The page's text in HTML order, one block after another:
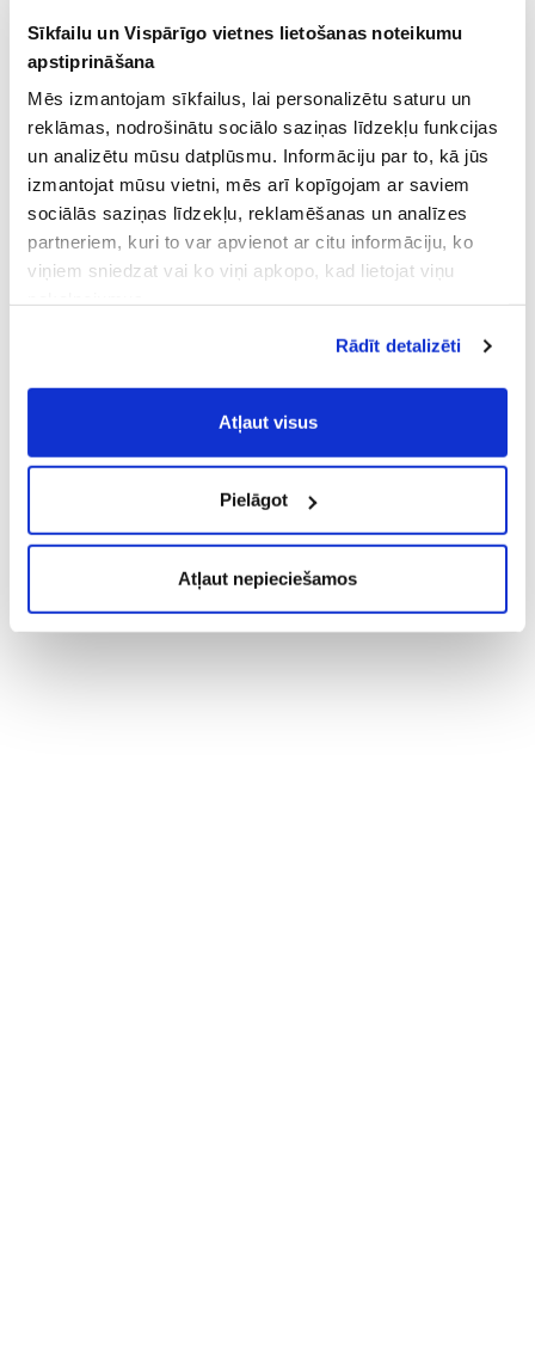
Sīkfailu un Vispārīgo vietnes lietošanas noteikumu
apstiprināšana
Mēs izmantojam sīkfailus, lai personalizētu saturu un
reklāmas, nodrošinātu sociālo saziņas līdzekļu funkcijas
un analizētu mūsu datplūsmu. Informāciju par to, kā jūs
izmantojat mūsu vietni, mēs arī kopīgojam ar saviem
sociālās saziņas līdzekļu, reklamēšanas un analīzes
partneriem, kuri to var apvienot ar citu informāciju, ko
viņiem sniedzat vai ko viņi apkopo, kad lietojat viņu
Vispārīgiem vietnes lietošanas
noteikumiem(saīsināti - VVLN).
Rādīt detalizēti
Atļaut visus
Pielāgot
Atļaut nepieciešamos